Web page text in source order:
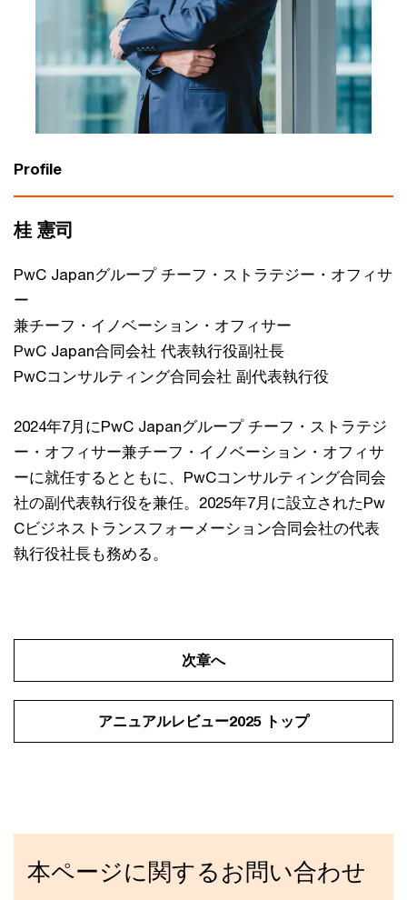
Profile
桂 憲司
PwC Japanグループ チーフ・ストラテジー・オフィサ
ー
兼チーフ・イノベーション・オフィサー
PwC Japan合同会社 代表執行役副社長
PwCコンサルティング合同会社 副代表執行役
2024年7月にPwC Japanグループ チーフ・ストラテジ
ー・オフィサー兼チーフ・イノベーション・オフィサ
ーに就任するとともに、PwCコンサルティング合同会
社の副代表執行役を兼任。2025年7月に設立されたPw
Cビジネストランスフォーメーション合同会社の代表
執行役社長も務める。
次章へ
アニュアルレビュー2025 トップ
本ページに関するお問い合わせ